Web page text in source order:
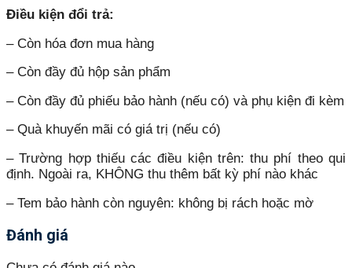
Điều kiện đổi trả:
– Còn hóa đơn mua hàng
– Còn đầy đủ hộp sản phẩm
– Còn đầy đủ phiếu bảo hành (nếu có) và phụ kiện đi kèm
– Quà khuyến mãi có giá trị (nếu có)
– Trường hợp thiếu các điều kiện trên: thu phí theo qui
định. Ngoài ra, KHÔNG thu thêm bất kỳ phí nào khác
– Tem bảo hành còn nguyên: không bị rách hoặc mờ
Đánh giá